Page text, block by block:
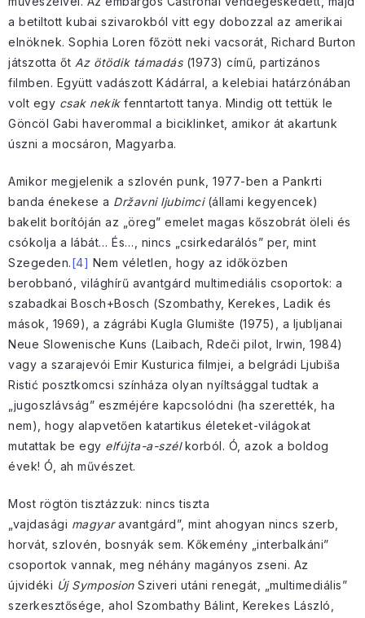
a betiltott kubai szivarokból vitt egy dobozzal az amerikai
elnöknek. Sophia Loren főzött neki vacsorát, Richard Burton
játszotta őt Az ötödik támadás(1973) című, partizános
filmben. Együtt vadászott Kádárral, a kelebiai határzónában
volt egy csak nekikfenntartott tanya. Mindig ott tettük le
Göncöl Gabi haverommal a biciklinket, amikor át akartunk
úszni a mocsáron, Magyarba.
Amikor megjelenik a szlovén punk, 1977-ben a Pankrti
banda énekese a Državni ljubimci (állami kegyencek)
bakelit borítóján az „öreg” emelet magas kőszobrát öleli és
csókolja a lábát… És…, nincs „csirkedarálós” per, mint
Szegeden.[4] Nem véletlen, hogy az időközben
berobbanó, világhírű avantgárd multimediális csoportok: a
szabadkai Bosch+Bosch (Szombathy, Kerekes, Ladik és
mások, 1969), a zágrábi Kugla Glumište (1975), a ljubljanai
Neue Slowenische Kuns (Laibach, Rdeči pilot, Irwin, 1984)
vagy a szarajevói Emir Kusturica filmjei, a belgrádi Ljubiša
Ristić posztkomcsi színháza olyan nyíltsággal tudtak a
„jugoszlávság” eszméjére kapcsolódni (ha szerették, ha
nem), hogy alapvetően katartikus életeket-világokat
mutattak be egy elfújta-a-szélkorból. Ó, azok a boldog
évek! Ó, ah művészet.
Most rögtön tisztázzuk: nincs tiszta
„vajdasági magyaravantgárd”, mint ahogyan nincs szerb,
horvát, szlovén, bosnyák sem. Kőkemény „interbalkáni”
csoportok vannak, meg néhány magányos zseni. Az
újvidéki Új SymposionSziveri utáni renegát, „multimediális”
szerkesztősége, ahol Szombathy Bálint, Kerekes László,